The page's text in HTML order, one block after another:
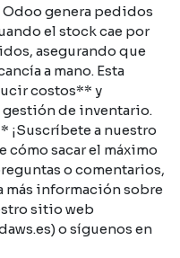
genera pedidos
el stock cae por
asegurando que
a mano. Esta
costos** y
de inventario.
¡Suscríbete a nuestro
cómo sacar el máximo
o comentarios,
más información sobre
sitio web
o síguenos en